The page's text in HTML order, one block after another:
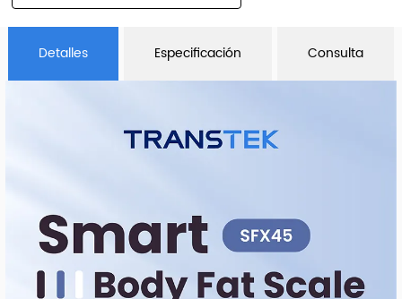
Detalles Especificación Consulta